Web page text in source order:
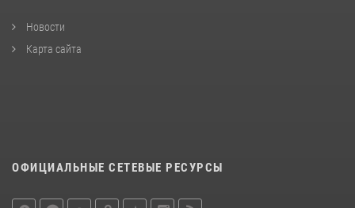
Новости
Карта сайта
ОФИЦИАЛЬНЫЕ СЕТЕВЫЕ РЕСУРСЫ